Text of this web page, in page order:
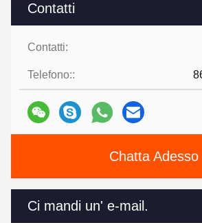
Contatti
Contatti:
Telefono::
Chatta Adesso
Ci mandi un' e-mail.